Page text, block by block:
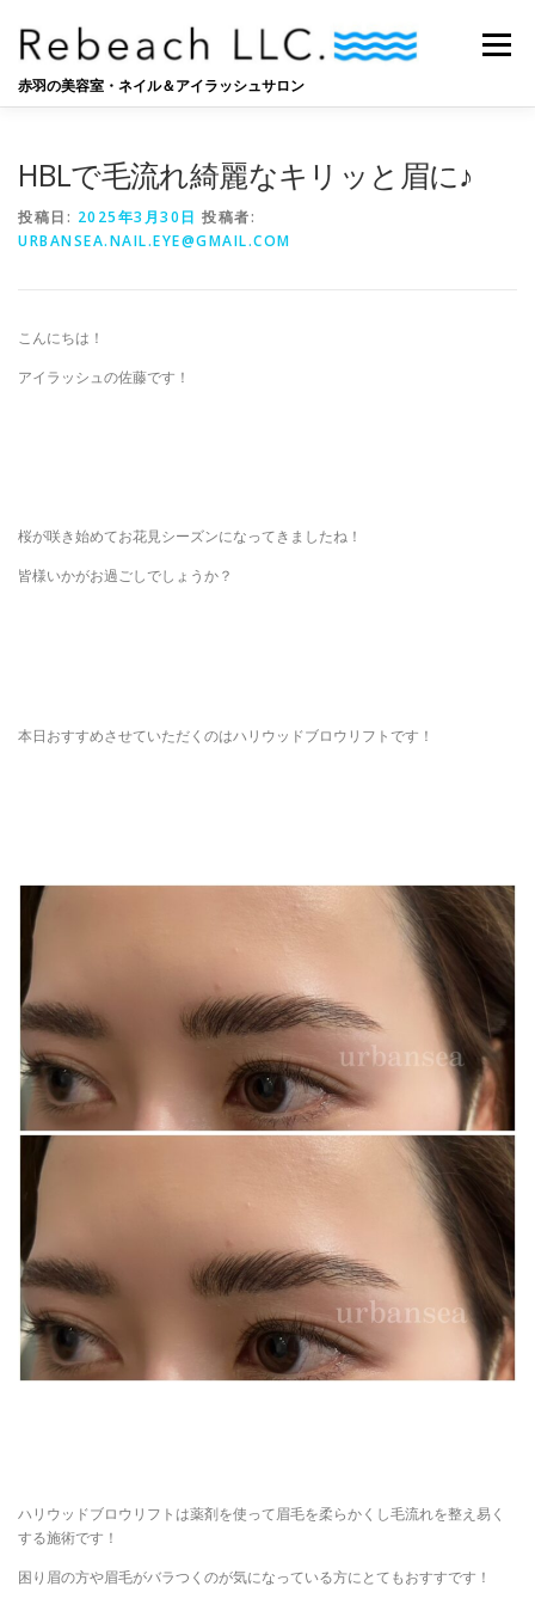
ツ
赤羽の美容室・ネイル＆アイラッシュサロン
メニュー
HBLで毛流れ綺麗なキリッと眉に♪
投稿日: 2025年3月30日 投稿者:
URBANSEA.NAIL.EYE@GMAIL.COM
こんにちは！
アイラッシュの佐藤です！
桜が咲き始めてお花見シーズンになってきましたね！
皆様いかがお過ごしでしょうか？
本日おすすめさせていただくのはハリウッドブロウリフトです！
ハリウッドブロウリフトは薬剤を使って眉毛を柔らかくし毛流れを整え易く
する施術です！
困り眉の方や眉毛がバラつくのが気になっている方にとてもおすすです！